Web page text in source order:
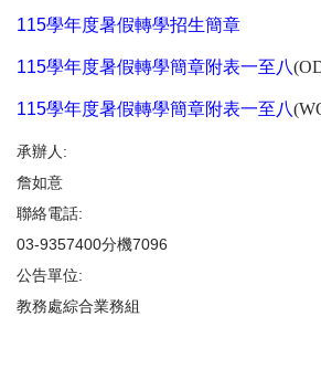
115學年度暑假轉學招生簡章
115學年度暑假轉學簡章附表一至八
115學年度暑假轉學簡章附表一至八
承辦人:
詹如意
聯絡電話:
03-9357400分機7096
公告單位:
教務處綜合業務組